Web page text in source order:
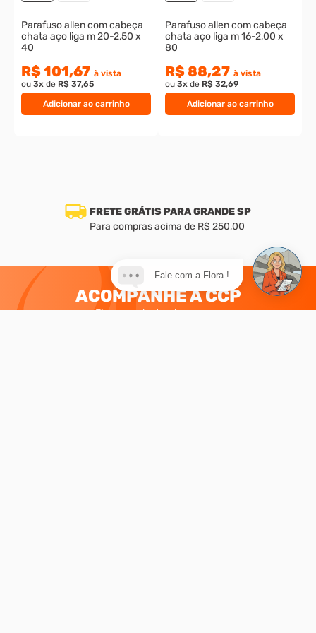
Adicionar ao carrinho
Parafuso allen com cabeça
chata aço liga m 20-2,50 x
40
R$ 101,67 à vista
ou 3x de R$ 37,65
Adicionar ao carrinho
Parafuso allen com cabeça
chata aço liga m 16-2,00 x
80
R$ 88,27 à vista
ou 3x de R$ 32,69
FRETE GRÁTIS PARA GRANDE SP
Para compras acima de R$ 250,00
ACOMPANHE A CCP
Fique por dentro das nossas
Fale com a Flora !